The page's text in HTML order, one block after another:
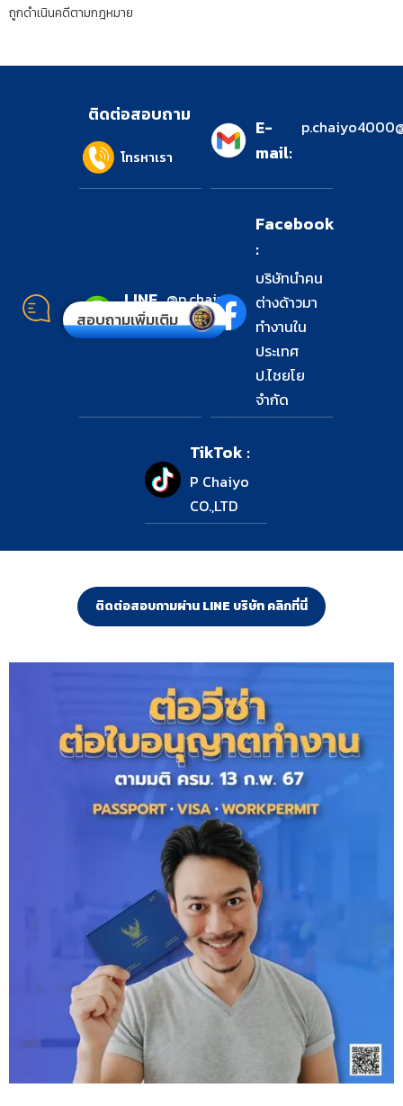
ถูกดำเนินคดีตามกฎหมาย
สอบถามเพิ่มเติม
ติดต่อสอบถาม
โทรหาเรา
E-
mail:
LINE
:
@p.chaiyo
Facebook
:
บริษัทนำคน
ต่างด้าวมา
ทำงานใน
ประเทศ
ป.ไชยโย
จำกัด
TikTok :
P Chaiyo
CO.,LTD
ติดต่อสอบถามผ่าน LINE บริษัท คลิกที่นี่